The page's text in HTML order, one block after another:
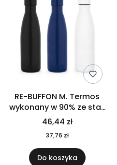
RE-BUFFON M. Termos
wykonany w 90% ze stali
nierdzewnej
pochodzącej z
recyklingu 520 ml 94294
46,44 zł
37,76 zł
Do koszyka